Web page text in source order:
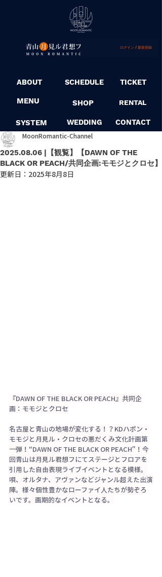
ログイン / 新規登録
ABOUT
MENU
SYSTEM
SCHEDULE
SHOP
WEDDING
TICKET
RENTAL
CONTACT
2025.08.06 |【観覧】【DAWN OF THE
BLACK OR PEACH/共同企画:モモジとクロセ】
MoonRomantic-Channel
更新日： 2025年8月8日
『DAWN OF THE BLACK OR PEACH』共同企
画：モモジとクロセ
名古屋と青山の地場が変化する！？KDハポン・
モモジと月見ル・クロセの悪だくみ文化計画第
一弾！"DAWN OF THE BLACK OR PEACH"！今
回青山は月見ル君想フにてステージとフロアを
引用した自由表現ライブイベントとなる模様。
唄、オルタナ、アヴァンなどジャンル超えた出演
陣。様々個性豊かなローファイ人たちが勢ぞろ
いです。画期的なイベントとなる。